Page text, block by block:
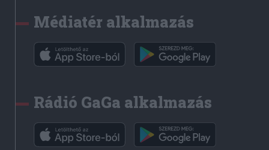
Médiatér alkalmazás
Rádió GaGa alkalmazás